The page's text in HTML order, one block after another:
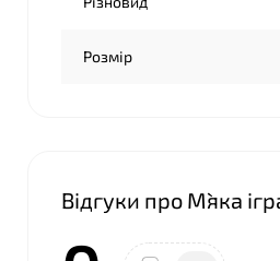
Розмір
Відгуки про М`яка